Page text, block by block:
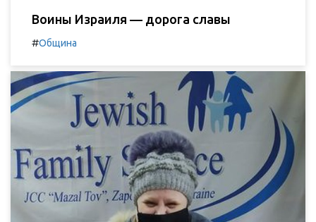
Воины Израиля — дорога славы
#Община